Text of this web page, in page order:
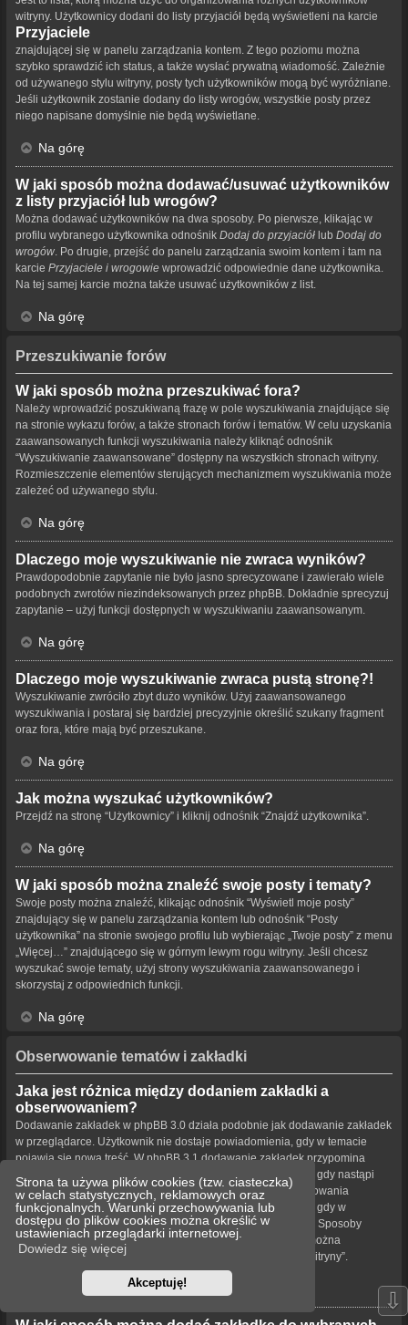
Strona ta używa plików cookies (tzw. ciasteczka)
w celach statystycznych, reklamowych oraz
funkcjonalnych. Warunki przechowywania lub
dostępu do plików cookies można określić w
ustawieniach przeglądarki internetowej.
Dowiedz się więcej
Akceptuję!
witryny. Użytkownicy dodani do listy przyjaciół będą wyświetleni na karcie
Przyjaciele
znajdującej się w panelu zarządzania kontem. Z tego poziomu można
szybko sprawdzić ich status, a także wysłać prywatną wiadomość. Zależnie
od używanego stylu witryny, posty tych użytkowników mogą być wyróżniane.
Jeśli użytkownik zostanie dodany do listy wrogów, wszystkie posty przez
niego napisane domyślnie nie będą wyświetlane.
Na górę
W jaki sposób można dodawać/usuwać użytkowników
z listy przyjaciół lub wrogów?
Można dodawać użytkowników na dwa sposoby. Po pierwsze, klikając w
profilu wybranego użytkownika odnośnik Dodaj do przyjaciół lub Dodaj do
wrogów . Po drugie, przejść do panelu zarządzania swoim kontem i tam na
karcie Przyjaciele i wrogowie wprowadzić odpowiednie dane użytkownika.
Na tej samej karcie można także usuwać użytkowników z list.
Na górę
Przeszukiwanie forów
W jaki sposób można przeszukiwać fora?
Należy wprowadzić poszukiwaną frazę w pole wyszukiwania znajdujące się
na stronie wykazu forów, a także stronach forów i tematów. W celu uzyskania
zaawansowanych funkcji wyszukiwania należy kliknąć odnośnik
“Wyszukiwanie zaawansowane” dostępny na wszystkich stronach witryny.
Rozmieszczenie elementów sterujących mechanizmem wyszukiwania może
zależeć od używanego stylu.
Na górę
Dlaczego moje wyszukiwanie nie zwraca wyników?
Prawdopodobnie zapytanie nie było jasno sprecyzowane i zawierało wiele
podobnych zwrotów niezindeksowanych przez phpBB. Dokładnie sprecyzuj
zapytanie – użyj funkcji dostępnych w wyszukiwaniu zaawansowanym.
Na górę
Dlaczego moje wyszukiwanie zwraca pustą stronę?!
Wyszukiwanie zwróciło zbyt dużo wyników. Użyj zaawansowanego
wyszukiwania i postaraj się bardziej precyzyjnie określić szukany fragment
oraz fora, które mają być przeszukane.
Na górę
Jak można wyszukać użytkowników?
Przejdź na stronę “Użytkownicy” i kliknij odnośnik “Znajdź użytkownika”.
Na górę
W jaki sposób można znaleźć swoje posty i tematy?
Swoje posty można znaleźć, klikając odnośnik “Wyświetl moje posty”
znajdujący się w panelu zarządzania kontem lub odnośnik “Posty
użytkownika” na stronie swojego profilu lub wybierając „Twoje posty” z menu
„Więcej…” znajdującego się w górnym lewym rogu witryny. Jeśli chcesz
wyszukać swoje tematy, użyj strony wyszukiwania zaawansowanego i
skorzystaj z odpowiednich funkcji.
Na górę
Obserwowanie tematów i zakładki
Jaka jest różnica między dodaniem zakładki a
obserwowaniem?
Dodawanie zakładek w phpBB 3.0 działa podobnie jak dodawanie zakładek
w przeglądarce. Użytkownik nie dostaje powiadomienia, gdy w temacie
pojawia się nowa treść. W phpBB 3.1 dodawanie zakładek przypomina
obserwowanie tematu. Użytkownik może być powiadamiany, gdy nastąpi
aktualizacja tematu oznaczonego zakładką. Funkcja obserwowania
powiadamia użytkownika – w wybrany przez niego sposób – gdy w
obserwowanym temacie bądź forum pojawiła się nowa treść. Sposoby
powiadamiania dla zakładek i obserwowanych elementów można
konfigurować w panelu użytkownika na karcie „Ustawienia witryny”.
⇩